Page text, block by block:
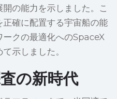
の能力を示しました。こ
確に配置する宇宙船の能
ークの最適化へのSpaceX
示しました。
の新時代